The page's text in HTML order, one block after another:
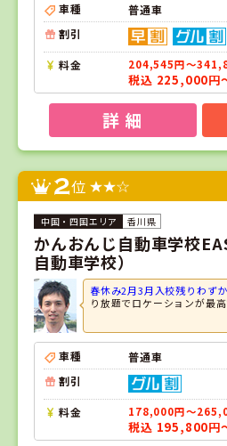
車種
普通車
割引
料金 204,545円～
税込 225,000円
詳 細
2位
香川県
かんおんじ自動車学校
自動車学校）
春休み2月3月入校残りわず
り放題でロケーションが最高
車種
普通車
割引
料金 178,000円～
税込 195,800円